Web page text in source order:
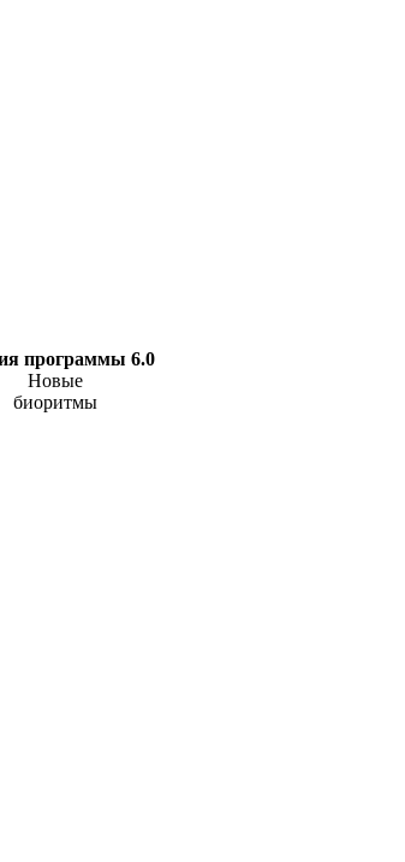
программы 6.0
Новые
биоритмы